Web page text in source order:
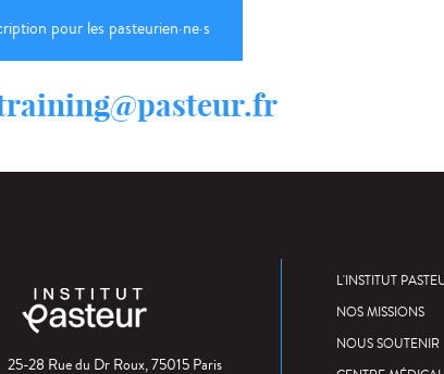
pour les pasteurien·ne·s
25-28 Rue du Dr Roux, 75015 Paris
L'INSTITUT
NOS MISSIONS
NOUS SOUTENIR